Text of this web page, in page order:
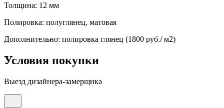
Толщина: 12 мм
Полировка: полуглянец, матовая
Дополнительно: полировка глянец (1800 руб./ м2)
Условия покупки
Выезд дизайнера-замерщика